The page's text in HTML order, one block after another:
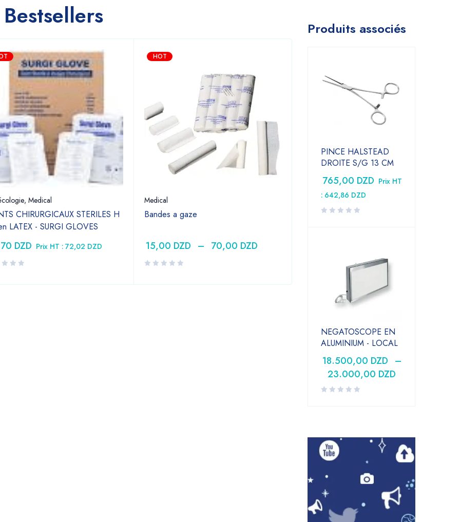
Bestsellers
, Medical
CHIRURGICAUX STERILES H
LATEX - SURGI GLOVES
DZD Prix HT : 72,02 DZD
HOT
Medical
Bandes a gaze
15,00 DZD – 70,00 DZD
Laboratoire,Medical
Seringue 10CC PRONTO
Produits associés
PINCE HALSTEAD
DROITE S/G 13 CM
765,00 DZD Prix HT
: 642,86 DZD
NEGATOSCOPE EN
ALUMINIUM - LOCAL
18.500,00 DZD –
23.000,00 DZD